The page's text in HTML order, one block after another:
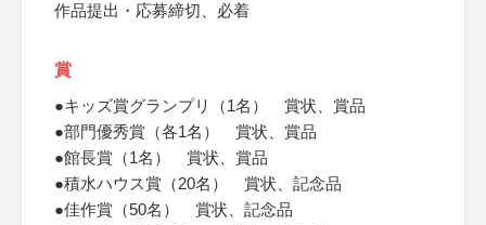
作品提出・応募締切、必着
賞
●キッズ賞グランプリ（1名） 賞状、賞品
●部門優秀賞（各1名） 賞状、賞品
●館長賞（1名） 賞状、賞品
●積水ハウス賞（20名） 賞状、記念品
●佳作賞（50名） 賞状、記念品